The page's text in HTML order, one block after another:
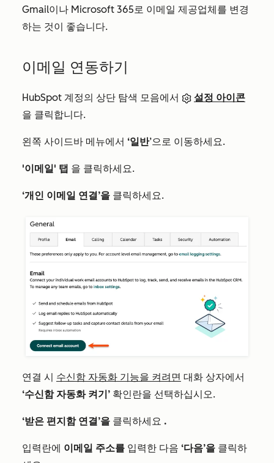
Gmail이나 Microsoft 365로 이메일 제공업체를 변경
하는 것이 좋습니다.
이메일 연동하기
HubSpot 계정의 상단 탐색 모음에서
설정 아이콘
을 클릭합니다.
왼쪽 사이드바 메뉴에서 ‘일반’으로 이동하세요.
'이메일' 탭 을 클릭하세요.
‘개인 이메일 연결’을 클릭하세요.
연결 시 수신함 자동화 기능을 켜려면 대화 상자에서
‘수신함 자동화 켜기’ 확인란을 선택하십시오.
‘받은 편지함 연결’을 클릭하세요 .
입력란에 이메일 주소를 입력한 다음 ‘다음’을 클릭하